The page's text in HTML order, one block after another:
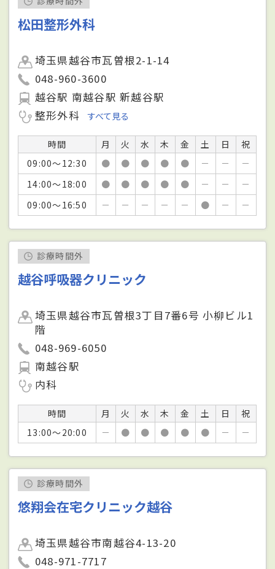
松田整形外科
埼玉県越谷市瓦曽根2-1-14
048-960-3600
越谷駅 南越谷駅 新越谷駅
整形外科
すべて見る
時間 月 火 水 木 金 土 日
祝
09:00～12:30
● ● ● ● ● － －
－
14:00～18:00
● ● ● ● ● － －
－
09:00～16:50
－ － － － － ● － －
診療時間外
越谷呼吸器クリニック
埼玉県越谷市瓦曽根3丁目7番6号 小柳ビル1
階
048-969-6050
南越谷駅
内科
時間 月 火 水 木 金 土 日
祝
13:00～20:00
－ ● ● ● ● ● － －
診療時間外
悠翔会在宅クリニック越谷
埼玉県越谷市南越谷4-13-20
048-971-7717